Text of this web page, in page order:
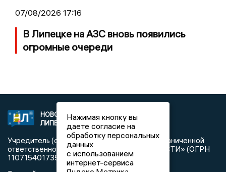
07/08/2026 17:16
В Липецке на АЗС вновь появились
огромные очереди
НОВОСТИ
ЛИПЕЦКА
2021 © NEWSLIPETSK.RU | СИ
«Новости Липецка»
Учредитель (соучредители): Общество с ограниченной
ответственностью «РЕГИОНАЛЬНЫЕ НОВОСТИ» (ОГРН
1107154017354)
Нажимая кнопку вы
даете согласие на
обработку персональных
данных
с использованием
интернет-сервиса